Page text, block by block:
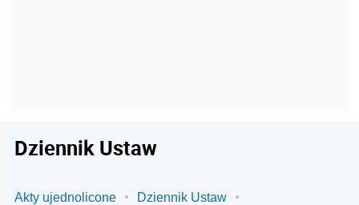
Dziennik Ustaw
Akty ujednolicone
Dziennik Ustaw